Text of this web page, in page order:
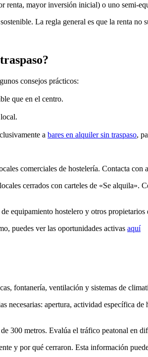
renta, mayor inversión inicial) o uno semi-
La regla general es que la renta
consejos prácticos:
que en el centro.
a bares en alquiler sin traspaso,
comerciales de hostelería. Contacta con
cerrados con carteles de «Se alquila».
equipamiento hostelero y otros
puedes ver las oportunidades activas aquí
fontanería, ventilación y sistemas de
necesarias: apertura, actividad específica
300 metros. Evalúa el tráfico peatonal en
y por qué cerraron. Esta información